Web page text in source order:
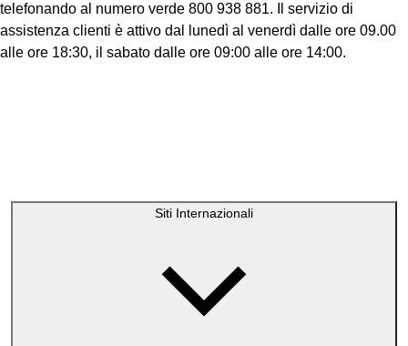
telefonando al numero verde 800 938 881. Il servizio di
assistenza clienti è attivo dal lunedì al venerdì dalle ore 09.00
alle ore 18:30, il sabato dalle ore 09:00 alle ore 14:00.
Siti Internazionali